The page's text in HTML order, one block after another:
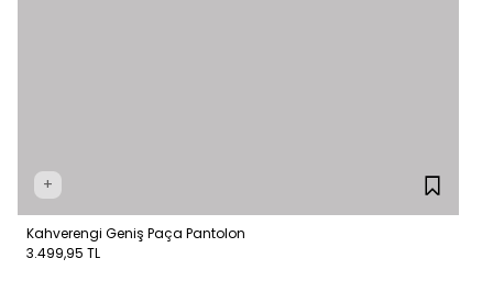
+
Kahverengi Geniş Paça Pantolon
3.499,95 TL